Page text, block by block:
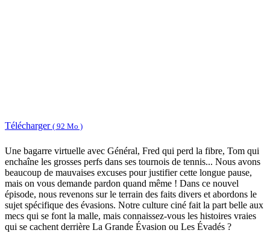
Télécharger ( 92 Mo )
Une bagarre virtuelle avec Général, Fred qui perd la fibre, Tom qui
enchaîne les grosses perfs dans ses tournois de tennis... Nous avons
beaucoup de mauvaises excuses pour justifier cette longue pause,
mais on vous demande pardon quand même ! Dans ce nouvel
épisode, nous revenons sur le terrain des faits divers et abordons le
sujet spécifique des évasions. Notre culture ciné fait la part belle aux
mecs qui se font la malle, mais connaissez-vous les histoires vraies
qui se cachent derrière La Grande Évasion ou Les Évadés ?